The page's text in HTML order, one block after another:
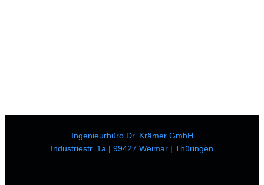
Ingenieurbüro Dr. Krämer GmbH
Industriestr. 1a | 99427 Weimar | Thüringen